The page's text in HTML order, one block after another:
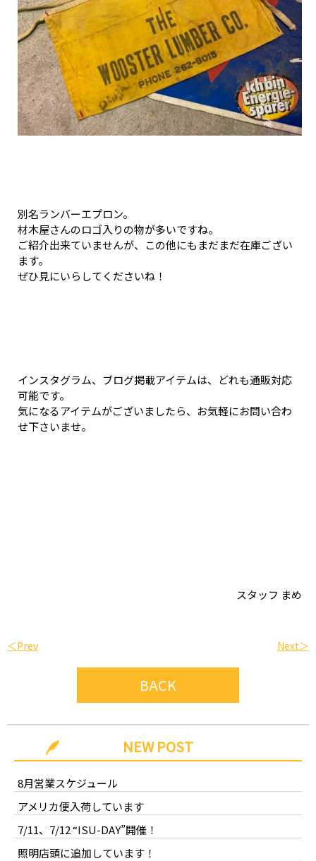
別名ランバーエプロン。
材木屋さんのロゴ入りの物が多いですね。
ご紹介出来ていませんが、この他にもまだまだ在庫ござい
ます。
ぜひ見にいらしてくださいね！
インスタグラム、ブログ掲載アイテムは、どれも通販対応
可能です。
気になるアイテムがございましたら、お気軽にお問い合わ
せ下さいませ。
スタッフ まめ
Next＞
＜Prev
BACK
NEW POST
8月営業スケジュール
アメリカ便入荷しています
7/11、7/12 “ISU-DAY”開催！
照明店頭に追加しています！